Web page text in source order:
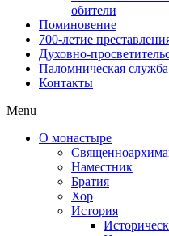
обители
Поминовение
700-летие
Духовно-
Паломническая служба
Контакты
Menu
О монастыре
Наместник
Братия
Хор
История